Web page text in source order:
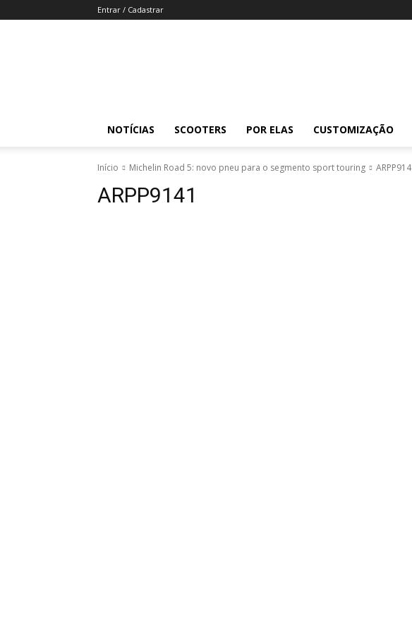
Entrar / Cadastrar
NOTÍCIAS SCOOTERS POR ELAS CUSTOMIZAÇÃO
Início Michelin Road 5: novo pneu para o segmento sport touring
ARPP9141